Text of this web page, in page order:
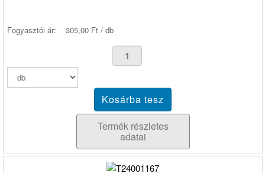
Fogyasztói ár: 305,00 Ft / db
Termék részletes
adatai